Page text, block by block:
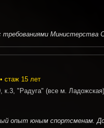
Министерства
стаж 15 лет
"Радуга" (все м. Ладожская)
опыт юным спортсменам.